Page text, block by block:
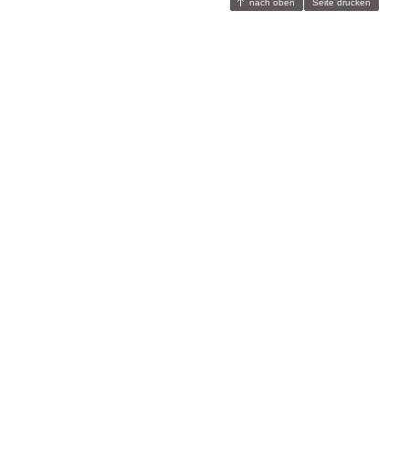
nach oben Seite drucken